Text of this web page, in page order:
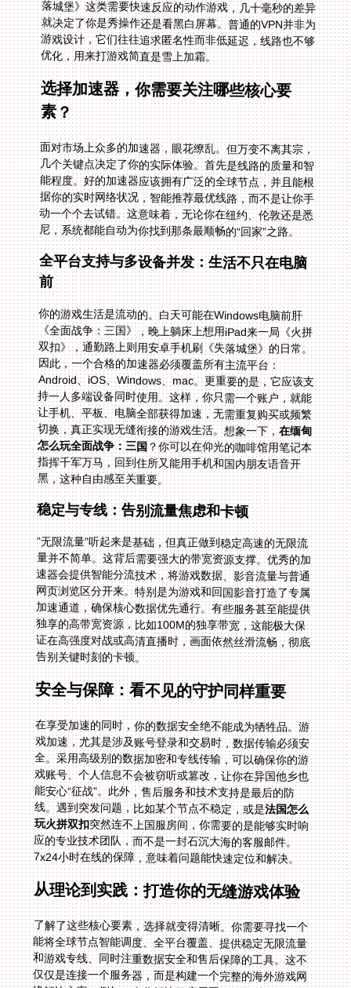
优化，用来打游戏简直是雪上加霜。
选择加速器，你需要关注哪些核心要
素？
面对市场上众多的加速器，眼花缭乱。但万变不离其宗，
几个关键点决定了你的实际体验。首先是线路的质量和智
能程度。好的加速器应该拥有广泛的全球节点，并且能根
据你的实时网络状况，智能推荐最优线路，而不是让你手
动一个个去试错。这意味着，无论你在纽约、伦敦还是悉
尼，系统都能自动为你找到那条最顺畅的“回家”之路。
全平台支持与多设备并发：生活不只在电脑
前
你的游戏生活是流动的。白天可能在Windows电脑前肝
《全面战争：三国》，晚上躺床上想用iPad来一局《火拼
双扣》，通勤路上则用安卓手机刷《失落城堡》的日常。
因此，一个合格的加速器必须覆盖所有主流平台：
Android、iOS、Windows、mac。更重要的是，它应该支
持一人多端设备同时使用。这样，你只需一个账户，就能
让手机、平板、电脑全部获得加速，无需重复购买或频繁
切换，真正实现无缝衔接的游戏生活。想象一下，在缅甸
怎么玩全面战争：三国？你可以在仰光的咖啡馆用笔记本
指挥千军万马，回到住所又能用手机和国内朋友语音开
黑，这种自由感至关重要。
稳定与专线：告别流量焦虑和卡顿
“无限流量”听起来是基础，但真正做到稳定高速的无限流
量并不简单。这背后需要强大的带宽资源支撑。优秀的加
速器会提供智能分流技术，将游戏数据、影音流量与普通
网页浏览区分开来。特别是为游戏和回国影音打造了专属
加速通道，确保核心数据优先通行。有些服务甚至能提供
独享的高带宽资源，比如100M的独享带宽，这能极大保
证在高强度对战或高清直播时，画面依然丝滑流畅，彻底
告别关键时刻的卡顿。
安全与保障：看不见的守护同样重要
在享受加速的同时，你的数据安全绝不能成为牺牲品。游
戏加速，尤其是涉及账号登录和交易时，数据传输必须安
全。采用高级别的数据加密和专线传输，可以确保你的游
戏账号、个人信息不会被窃听或篡改，让你在异国他乡也
能安心“征战”。此外，售后服务和技术支持是最后的防
线。遇到突发问题，比如某个节点不稳定，或是法国怎么
玩火拼双扣突然连不上国服房间，你需要的是能够实时响
应的专业技术团队，而不是一封石沉大海的客服邮件。
7x24小时在线的保障，意味着问题能快速定位和解决。
从理论到实践：打造你的无缝游戏体验
了解了这些核心要素，选择就变得清晰。你需要寻找一个
能将全球节点智能调度、全平台覆盖、提供稳定无限流量
和游戏专线、同时注重数据安全和售后保障的工具。这不
仅仅是连接一个服务器，而是构建一个完整的海外游戏网
络解决方案。例如，当你解决了底层网络问题后，无论是
想和国内朋友在《火拼双扣》里斗智斗勇，还是在《全面
战争：三国》里体验运筹帷幄，抑或是攻克《失落城堡》
的高难关卡，延迟都将不再是阻碍你技术和乐趣的绊脚